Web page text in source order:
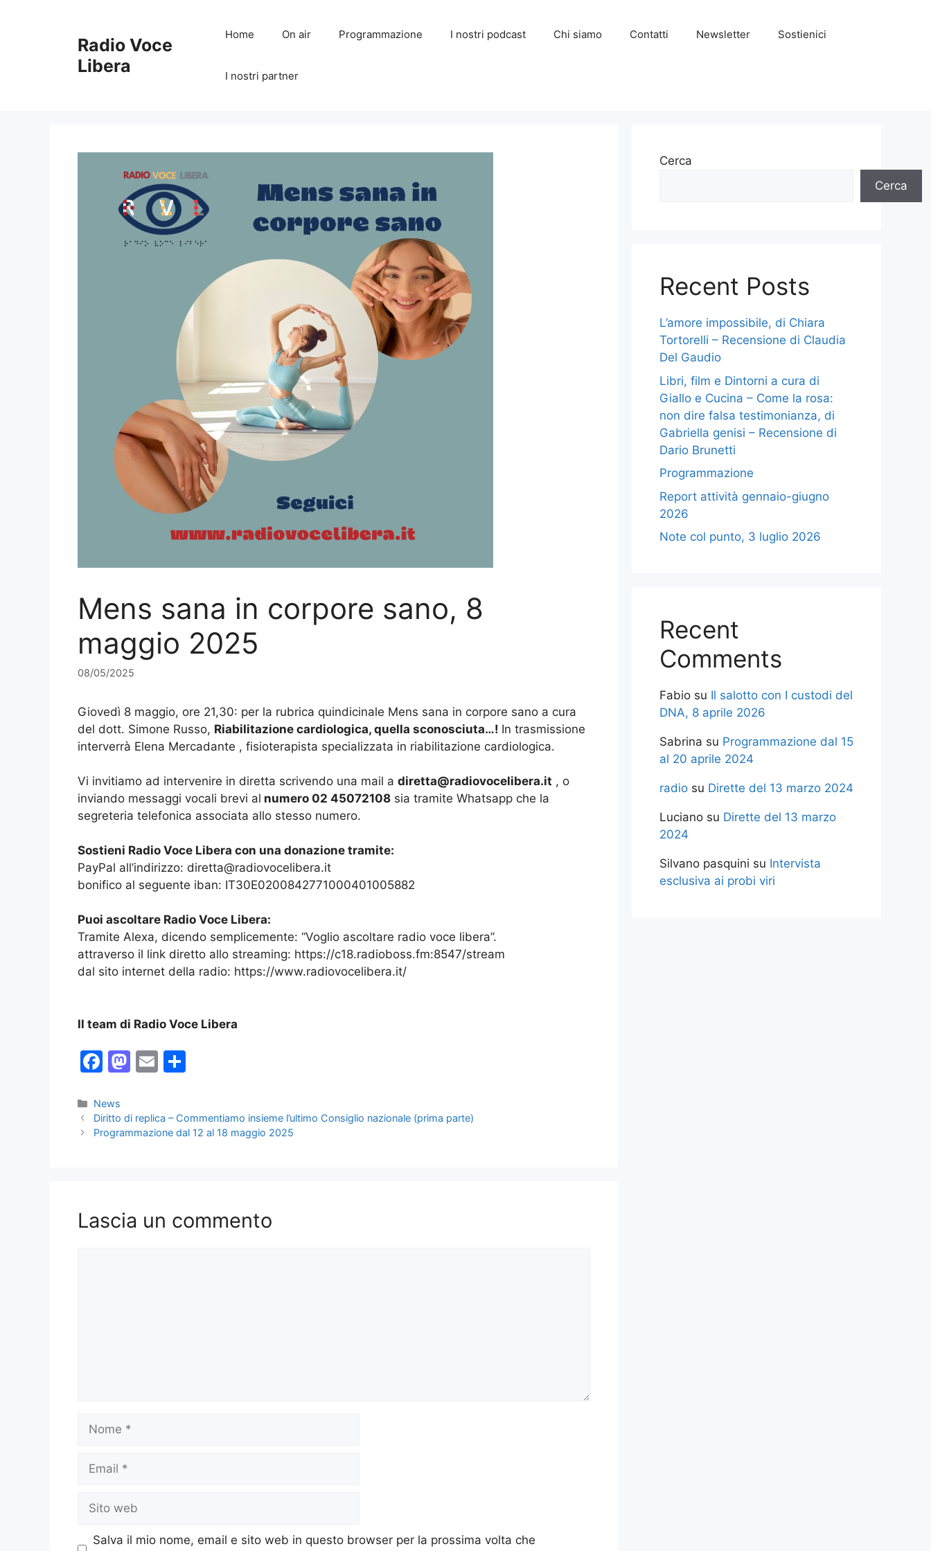
Radio Voce
Libera
Home On air Programmazione I nostri podcast Chi siamo Contatti Newsletter Sostienici
I nostri partner
Mens sana in corpore sano, 8
maggio 2025
08/05/2025
Giovedì 8 maggio, ore 21,30: per la rubrica quindicinale Mens sana in corpore sano a cura
del dott. Simone Russo, Riabilitazione cardiologica, quella sconosciuta…! In trasmissione
interverrà Elena Mercadante , fisioterapista specializzata in riabilitazione cardiologica.
Vi invitiamo ad intervenire in diretta scrivendo una mail a diretta@radiovocelibera.it , o
inviando messaggi vocali brevi al numero 02 45072108 sia tramite Whatsapp che la
segreteria telefonica associata allo stesso numero.
Sostieni Radio Voce Libera con una donazione tramite:
PayPal all’indirizzo: diretta@radiovocelibera.it
bonifico al seguente iban: IT30E0200842771000401005882
Puoi ascoltare Radio Voce Libera:
Tramite Alexa, dicendo semplicemente: “Voglio ascoltare radio voce libera”.
attraverso il link diretto allo streaming: https://c18.radioboss.fm:8547/stream
dal sito internet della radio: https://www.radiovocelibera.it/
Il team di Radio Voce Libera
F
c
e
k
M
o
E
l
di
Categorie
News
Diritto di replica – Commentiamo insieme l’ultimo Consiglio nazionale (prima parte)
Programmazione dal 12 al 18 maggio 2025
Lascia un commento
Nome
Email
Sito
web
Salva il mio nome, email e sito web in questo browser per la prossima volta che
Cerca
Cerca
Recent Posts
L’amore impossibile, di Chiara
Tortorelli – Recensione di Claudia
Del Gaudio
Libri, film e Dintorni a cura di
Giallo e Cucina – Come la rosa:
non dire falsa testimonianza, di
Gabriella genisi – Recensione di
Dario Brunetti
Programmazione
Report attività gennaio-giugno
2026
Note col punto, 3 luglio 2026
Recent
Comments
Fabio su Il salotto con I custodi del
DNA, 8 aprile 2026
Sabrina su Programmazione dal 15
al 20 aprile 2024
radio su Dirette del 13 marzo 2024
Luciano su Dirette del 13 marzo
2024
Silvano pasquini su Intervista
esclusiva ai probi viri